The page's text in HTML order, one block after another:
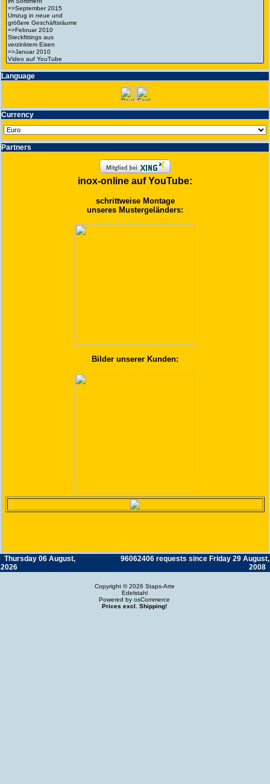
Language
Currency
Partners
inox-online auf YouTube:
schrittweise Montage
unseres Mustergeländers:
Bilder unserer Kunden:
Thursday 06 August,
2026
96062406 requests since Friday 29 August,
2008
Copyright © 2026 Staps-Arte
Edelstahl
Powered by osCommerce
Prices excl. Shipping!